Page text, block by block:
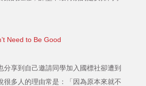
Need to Be Good
分享到自己邀請同學加入國標社卻遭到
很多人的理由常是：「因為原本來就不